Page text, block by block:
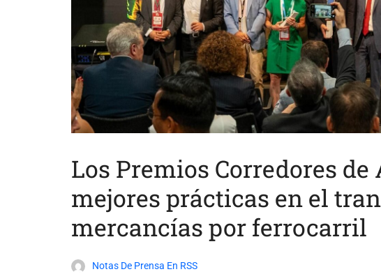
Los Premios Corredores
mejores prácticas en el
mercancías por ferrocarril
Notas De Prensa En RSS